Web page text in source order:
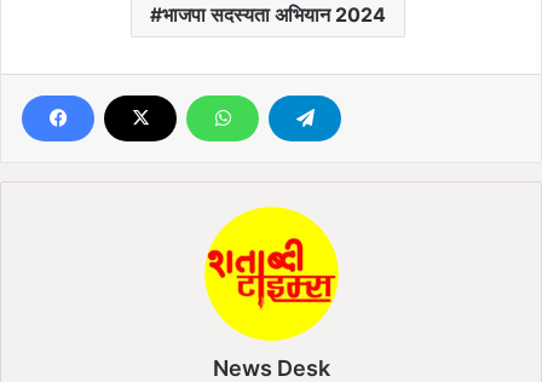
भाजपा सदस्यता अभियान 2024
News Desk